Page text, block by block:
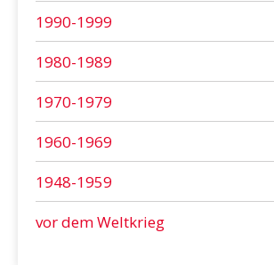
1990-1999
1980-1989
1970-1979
1960-1969
1948-1959
vor dem Weltkrieg